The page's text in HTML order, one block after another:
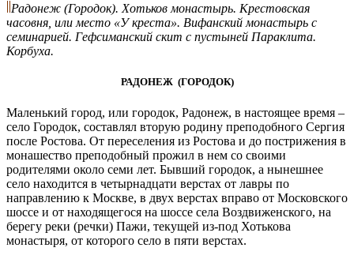
Радонеж (Городок). Хотьков монастырь. Крестовская
часовня, или место «У креста». Вифанский монастырь с
семинарией. Гефсиманский скит с пустыней Параклита.
Корбуха.
РАДОНЕЖ (ГОРОДОК)
Маленький город, или городок, Радонеж, в настоящее время –
село Городок, составлял вторую родину преподобного Сергия
после Ростова. От переселения из Ростова и до пострижения в
монашество преподобный прожил в нем со своими
родителями около семи лет. Бывший городок, а нынешнее
село находится в четырнадцати верстах от лавры по
направлению к Москве, в двух верстах вправо от Московского
шоссе и от находящегося на шоссе села Воздвиженского, на
берегу реки (речки) Пажи, текущей из-под Хотькова
монастыря, от которого село в пяти верстах.